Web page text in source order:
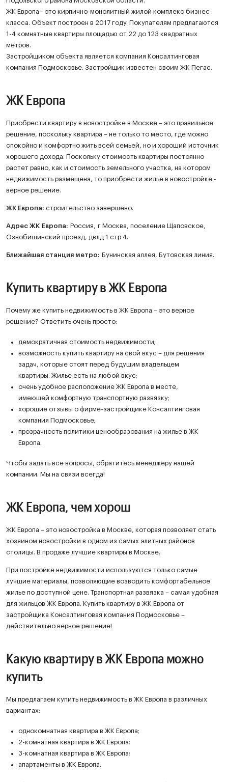
ЖК Европа - это кирпично-монолитный жилой комплекс бизнес-
класса. Объект построен в 2017 году. Покупателям предлагаются
1-4 комнатные квартиры площадью от 22 до 123 квадратных
метров.
Застройщиком объекта является компания Консалтинговая
компания Подмосковье. Застройщик известен своим ЖК Пегас.
ЖК Европа
Приобрести квартиру в новостройке в Москве – это правильное
решение, поскольку квартира – не только то место, где можно
спокойно и комфортно жить всей семьей, но и хороший источник
хорошего дохода. Поскольку стоимость квартиры постоянно
растет равно, как и стоимость земельного участка, на котором
недвижимость размещена, то приобрести жилье в новостройке -
верное решение.
ЖК Европа: строительство завершено.
Адрес ЖК Европа: Россия, г Москва, поселение Щаповское,
Ознобишинский проезд, двлд 1 стр 4.
Ближайшая станция метро: Бунинская аллея, Бутовская линия.
Купить квартиру в ЖК Европа
Почему же купить недвижимость в ЖК Европа – это верное
решение? Ответить очень просто:
демократичная стоимость недвижимости;
возможность купить квартиру на свой вкус – для решения
задач, которые стоят перед будущим владельцем
квартиры. Жилье есть на любой вкус;
очень удобное расположение ЖК Европа в месте,
имеющей комфортную транспортную развязку;
хорошие отзывы о фирме-застройщике Консалтинговая
компания Подмосковье;
прозрачность политики ценообразования на жилье в ЖК
Европа.
Чтобы задать все вопросы, обратитесь менеджеру нашей
компании. Мы на связи всегда!
ЖК Европа, чем хорош
ЖК Европа – это новостройка в Москве, которая позволяет стать
хозяином новостройки в одном из самых элитных районов
столицы. В продаже лучшие квартиры в Москве.
При постройке недвижимости используются только самые
лучшие материалы, позволяющие возводить комфортабельное
жилье по доступной цене. Транспортная развязка – самая удобная
для жильцов ЖК Европа. Купить квартиру в ЖК Европа от
застройщика Консалтинговая компания Подмосковье –
действительно верное решение!
Какую квартиру в ЖК Европа можно
купить
Мы предлагаем купить недвижимость в ЖК Европа в различных
вариантах:
однокомнатная квартира в ЖК Европа;
2-комнатная квартира в ЖК Европа;
3-комнатная квартира в ЖК Европа;
апартаменты в ЖК Европа.